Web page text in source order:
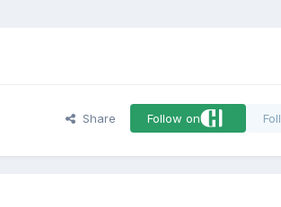
Share Follow on